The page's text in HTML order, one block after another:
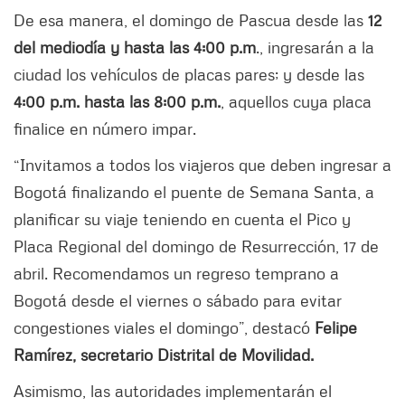
De esa manera, el domingo de Pascua desde las 12
del mediodía y hasta las 4:00 p.m., ingresarán a la
ciudad los vehículos de placas pares; y desde las
4:00 p.m. hasta las 8:00 p.m. , aquellos cuya placa
finalice en número impar.
“Invitamos a todos los viajeros que deben ingresar a
Bogotá finalizando el puente de Semana Santa, a
planificar su viaje teniendo en cuenta el Pico y
Placa Regional del domingo de Resurrección, 17 de
abril. Recomendamos un regreso temprano a
Bogotá desde el viernes o sábado para evitar
congestiones viales el domingo”, destacó Felipe
Ramírez, secretario Distrital de Movilidad.
Asimismo, las autoridades implementarán el